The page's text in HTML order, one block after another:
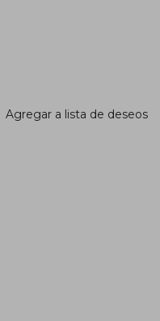
Agregar a lista de deseos